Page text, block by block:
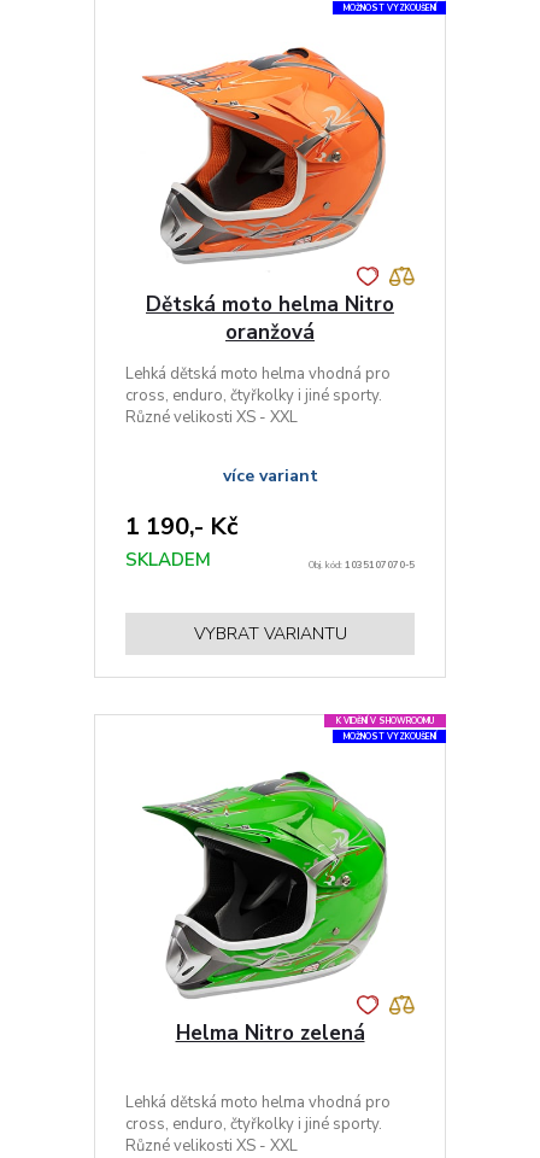
MOŽNOST VYZKOUŠENÍ
Dětská moto helma Nitro
oranžová
Lehká dětská moto helma vhodná pro
cross, enduro, čtyřkolky i jiné sporty.
Různé velikosti XS - XXL
více variant
1 190,- Kč
SKLADEM Obj. kód:1035107070-5
VYBRAT VARIANTU
K VIDĚNÍ V SHOWROOMU
MOŽNOST VYZKOUŠENÍ
Helma Nitro zelená
Lehká dětská moto helma vhodná pro
cross, enduro, čtyřkolky i jiné sporty.
Různé velikosti XS - XXL